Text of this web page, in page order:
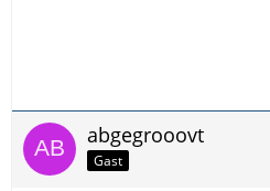
abgegrooovt
Gast